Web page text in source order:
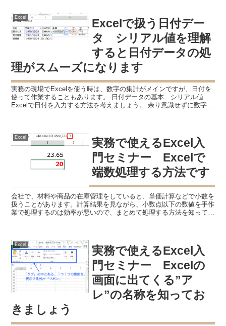
Excel
Excelで扱う日付デー
タ シリアル値を理解
すると日付データの処
理がスムーズになります
実務の現場でExcelを使う時は、数字の集計がメインですが、日付を
使って作業することもあります。 日付データの基本 シリアル値
Excelで日付を入力する方法を考えましょう。 余り意識せずに数字を
Excel
実務で使えるExcel入
門セミナー Excelで
端数処理する方法です
会社で、材料や商品の在庫管理をしていると、単価計算などで小数を
扱うことがあります。計算結果を見ながら、小数点以下の数値を手作
業で処理するのは効率が悪いので、まとめて処理する方法を知ってお
Excel
実務で使えるExcel入
門セミナー Excelの
画面に出てくる”ア
レ”の名称を知ってお
きましょう